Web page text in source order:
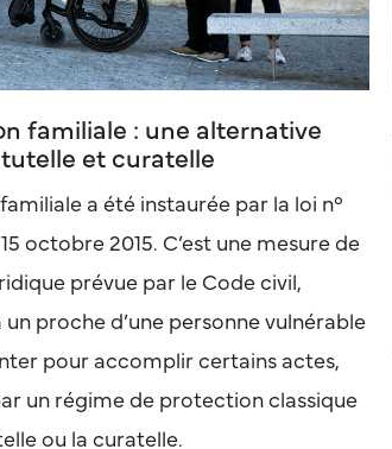
familiale : une alternative
et curatelle
a été instaurée par la loi n°
octobre 2015. C’est une mesure de
prévue par le Code civil,
proche d’une personne vulnérable
pour accomplir certains actes,
un régime de protection classique
ou la curatelle.